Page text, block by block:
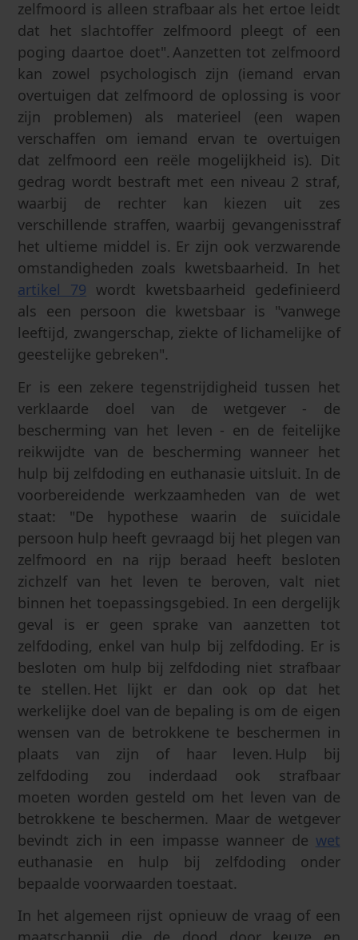
zelfmoord is alleen strafbaar als het ertoe leidt
dat het slachtoffer zelfmoord pleegt of een
poging daartoe doet". Aanzetten tot zelfmoord
kan zowel psychologisch zijn (iemand ervan
overtuigen dat zelfmoord de oplossing is voor
zijn problemen) als materieel (een wapen
verschaffen om iemand ervan te overtuigen
dat zelfmoord een reële mogelijkheid is). Dit
gedrag wordt bestraft met een niveau 2 straf,
waarbij de rechter kan kiezen uit zes
verschillende straffen, waarbij gevangenisstraf
het ultieme middel is. Er zijn ook verzwarende
omstandigheden zoals kwetsbaarheid. In het
artikel 79 wordt kwetsbaarheid gedefinieerd
als een persoon die kwetsbaar is "vanwege
leeftijd, zwangerschap, ziekte of lichamelijke of
geestelijke gebreken".
Er is een zekere tegenstrijdigheid tussen het
verklaarde doel van de wetgever - de
bescherming van het leven - en de feitelijke
reikwijdte van de bescherming wanneer het
hulp bij zelfdoding en euthanasie uitsluit. In de
voorbereidende werkzaamheden van de wet
staat: "De hypothese waarin de suïcidale
persoon hulp heeft gevraagd bij het plegen van
zelfmoord en na rijp beraad heeft besloten
zichzelf van het leven te beroven, valt niet
binnen het toepassingsgebied. In een dergelijk
geval is er geen sprake van aanzetten tot
zelfdoding, enkel van hulp bij zelfdoding. Er is
besloten om hulp bij zelfdoding niet strafbaar
te stellen. Het lijkt er dan ook op dat het
werkelijke doel van de bepaling is om de eigen
wensen van de betrokkene te beschermen in
plaats van zijn of haar leven. Hulp bij
zelfdoding zou inderdaad ook strafbaar
moeten worden gesteld om het leven van de
betrokkene te beschermen. Maar de wetgever
bevindt zich in een impasse wanneer de wet
euthanasie en hulp bij zelfdoding onder
bepaalde voorwaarden toestaat.
In het algemeen rijst opnieuw de vraag of een